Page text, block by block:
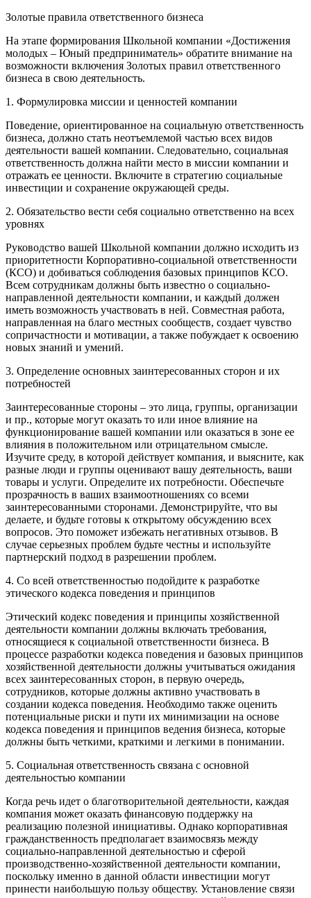
Золотые правила ответственного бизнеса
На этапе формирования Школьной компании «Достижения
молодых – Юный предприниматель» обратите внимание на
возможности включения Золотых правил ответственного
бизнеса в свою деятельность.
1. Формулировка миссии и ценностей компании
Поведение, ориентированное на социальную ответственность
бизнеса, должно стать неотъемлемой частью всех видов
деятельности вашей компании. Следовательно, социальная
ответственность должна найти место в миссии компании и
отражать ее ценности. Включите в стратегию социальные
инвестиции и сохранение окружающей среды.
2. Обязательство вести себя социально ответственно на всех
уровнях
Руководство вашей Школьной компании должно исходить из
приоритетности Корпоративно-социальной ответственности
(КСО) и добиваться соблюдения базовых принципов КСО.
Всем сотрудникам должны быть известно о социально-
направленной деятельности компании, и каждый должен
иметь возможность участвовать в ней. Совместная работа,
направленная на благо местных сообществ, создает чувство
сопричастности и мотивации, а также побуждает к освоению
новых знаний и умений.
3. Определение основных заинтересованных сторон и их
потребностей
Заинтересованные стороны – это лица, группы, организации
и пр., которые могут оказать то или иное влияние на
функционирование вашей компании или оказаться в зоне ее
влияния в положительном или отрицательном смысле.
Изучите среду, в которой действует компания, и выясните, как
разные люди и группы оценивают вашу деятельность, ваши
товары и услуги. Определите их потребности. Обеспечьте
прозрачность в ваших взаимоотношениях со всеми
заинтересованными сторонами. Демонстрируйте, что вы
делаете, и будьте готовы к открытому обсуждению всех
вопросов. Это поможет избежать негативных отзывов. В
случае серьезных проблем будьте честны и используйте
партнерский подход в разрешении проблем.
4. Со всей ответственностью подойдите к разработке
этического кодекса поведения и принципов
Этический кодекс поведения и принципы хозяйственной
деятельности компании должны включать требования,
относящиеся к социальной ответственности бизнеса. В
процессе разработки кодекса поведения и базовых принципов
хозяйственной деятельности должны учитываться ожидания
всех заинтересованных сторон, в первую очередь,
сотрудников, которые должны активно участвовать в
создании кодекса поведения. Необходимо также оценить
потенциальные риски и пути их минимизации на основе
кодекса поведения и принципов ведения бизнеса, которые
должны быть четкими, краткими и легкими в понимании.
5. Социальная ответственность связана с основной
деятельностью компании
Когда речь идет о благотворительной деятельности, каждая
компания может оказать финансовую поддержку на
реализацию полезной инициативы. Однако корпоративная
гражданственность предполагает взаимосвязь между
социально-направленной деятельностью и сферой
производственно-хозяйственной деятельности компании,
поскольку именно в данной области инвестиции могут
принести наибольшую пользу обществу. Установление связи